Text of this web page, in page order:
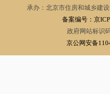
承办：北京市住房和城乡建
备案编号：京
政府网站标识
京公网安备